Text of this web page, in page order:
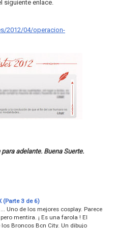
siguiente enlace.
2012/04/operacion-
adelante. Buena Suerte.
(Parte 3 de 6)
... Uno de los mejores cosplay. Parece
mentira. ¡ Es una farola ! El
los Broncos Bcn City. Un dibujo